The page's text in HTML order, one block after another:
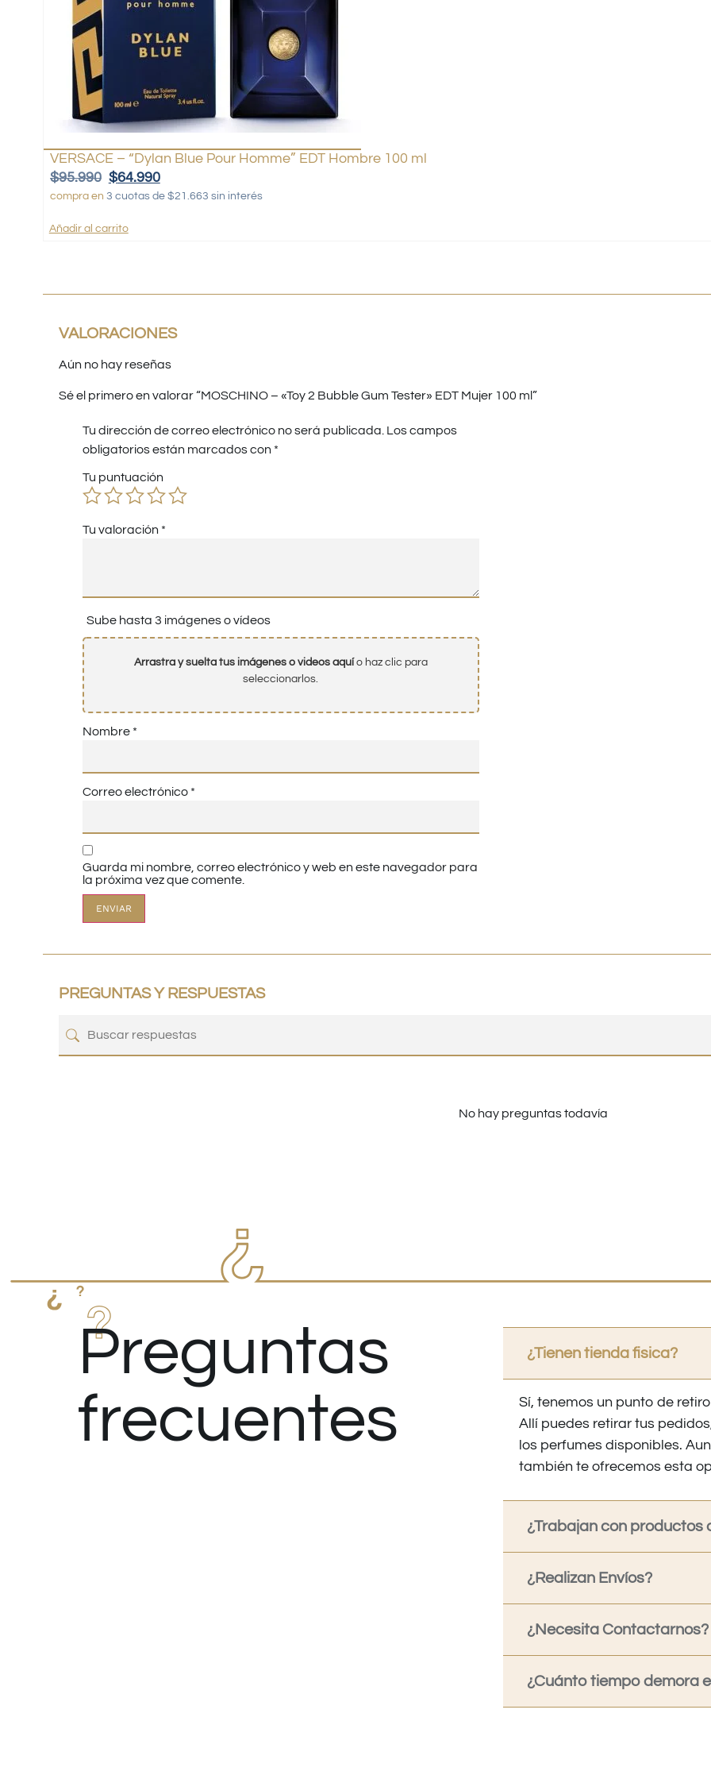
VERSACE – “Dylan Blue Pour Homme” EDT Hombre 100 ml
$95.990 $64.990
compra en 3 cuotas de $21.663 sin interés
Añadir al carrito
VALORACIONES
Aún no hay reseñas
Sé el primero en valorar “MOSCHINO – «Toy 2 Bubble Gum Tester» EDT Mujer 100 ml”
Tu dirección de correo electrónico no será publicada. Los campos
obligatorios están marcados con *
Tu puntuación
Tu valoración *
Sube hasta 3 imágenes o vídeos
Arrastra y suelta tus imágenes o videos aquío haz clic para
seleccionarlos.
Nombre *
Correo electrónico *
Guarda mi nombre, correo electrónico y web en este navegador para
la próxima vez que comente.
PREGUNTAS Y RESPUESTAS
No hay preguntas todavía
Preguntas
frecuentes
¿Tienen tienda fisica?
Sí, tenemos un punto de
Allí puedes retirar tus
los perfumes disponibles.
también te ofrecemos esta
¿Trabajan con productos
¿Realizan Envíos?
¿Necesita Contactarnos?
¿Cuánto tiempo demora